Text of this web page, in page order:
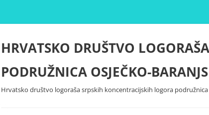
Skoči
HRVATSKO DRUŠTVO
PODRUŽNICA OSJEČKO-
Hrvatsko društvo logoraša srpskih koncentracijskih logora